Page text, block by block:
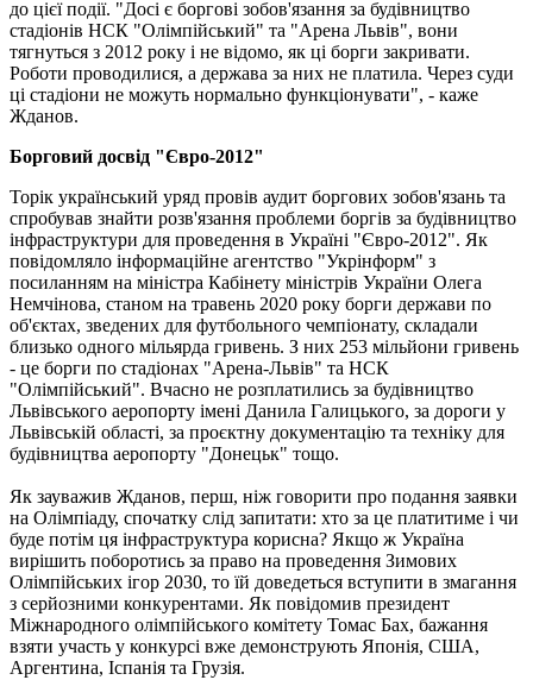
до цієї події. "Досі є боргові зобов'язання за будівництво
стадіонів НСК "Олімпійський" та "Арена Львів", вони
тягнуться з 2012 року і не відомо, як ці борги закривати.
Роботи проводилися, а держава за них не платила. Через суди
ці стадіони не можуть нормально функціонувати", - каже
Жданов.
Борговий досвід "Євро-2012"
Торік український уряд провів аудит боргових зобов'язань та
спробував знайти розв'язання проблеми боргів за будівництво
інфраструктури для проведення в Україні "Євро-2012". Як
повідомляло інформаційне агентство "Укрінформ" з
посиланням на міністра Кабінету міністрів України Олега
Немчінова, станом на травень 2020 року борги держави по
об'єктах, зведених для футбольного чемпіонату, складали
близько одного мільярда гривень. З них 253 мільйони гривень
- це борги по стадіонах "Арена-Львів" та НСК
"Олімпійський". Вчасно не розплатились за будівництво
Львівського аеропорту імені Данила Галицького, за дороги у
Львівській області, за проєктну документацію та техніку для
будівництва аеропорту "Донецьк" тощо.
Як зауважив Жданов, перш, ніж говорити про подання заявки
на Олімпіаду, спочатку слід запитати: хто за це платитиме і чи
буде потім ця інфраструктура корисна? Якщо ж Україна
вирішить поборотись за право на проведення Зимових
Олімпійських ігор 2030, то їй доведеться вступити в змагання
з серйозними конкурентами. Як повідомив президент
Міжнародного олімпійського комітету Томас Бах, бажання
взяти участь у конкурсі вже демонструють Японія, США,
Аргентина, Іспанія та Грузія.